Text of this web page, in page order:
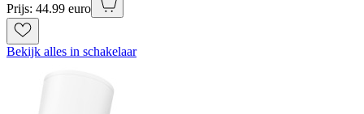
Prijs: 44.99 euro
Bekijk alles in schakelaar